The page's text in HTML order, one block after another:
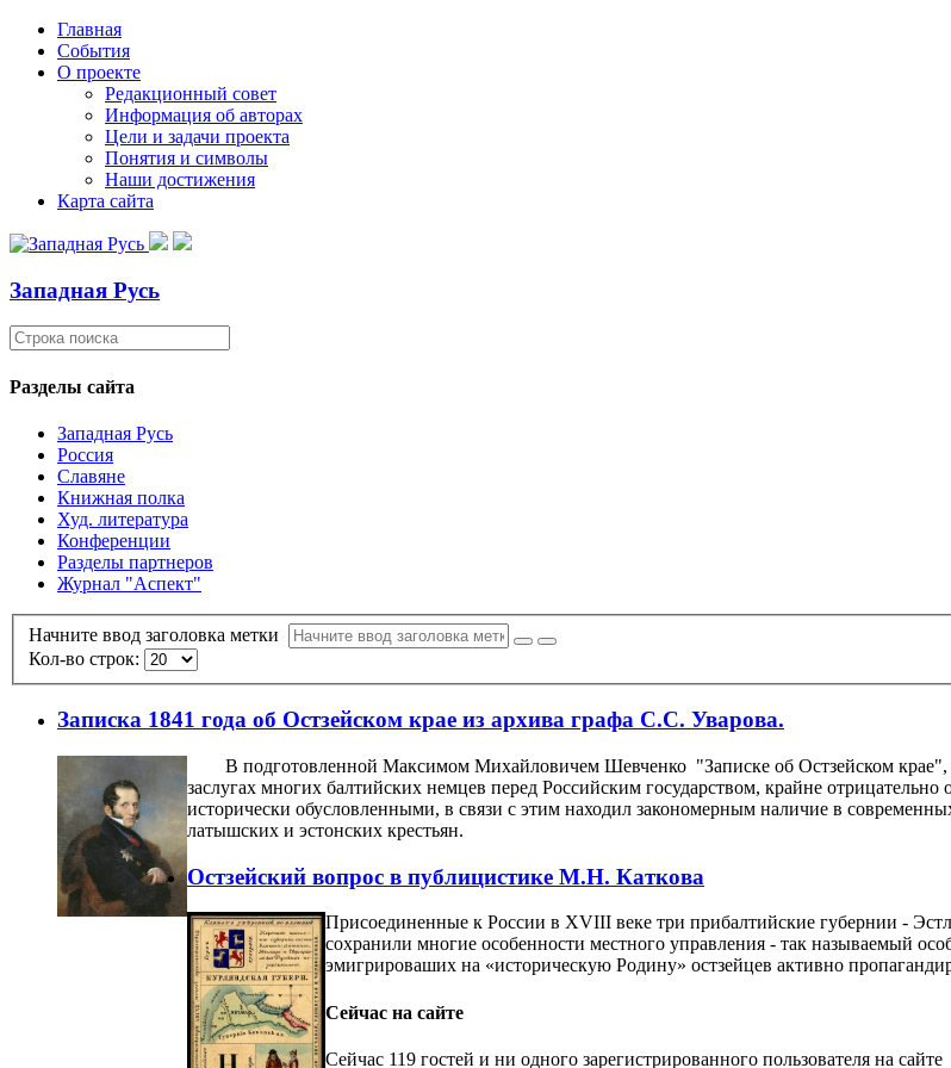
Главная
События
О проекте
Редакционный совет
Информация об авторах
Цели и задачи проекта
Понятия и символы
Наши достижения
Карта сайта
Западная Русь
Разделы сайта
Западная Русь
Россия
Славяне
Книжная полка
Худ. литература
Конференции
Разделы партнеров
Журнал "Аспект"
Начните ввод заголовка метки
Кол-во строк:
Записка 1841 года об Остзейском крае из архива графа С.С. Уварова.
В подготовленной Максимом Михайловичем Шевченко "Записке об Остзейском
заслугах многих балтийских немцев перед Российским государством, крайне
исторически обусловленными, в связи с этим находил закономерным наличие в
латышских и эстонских крестьян.
Остзейский вопрос в публицистике М.Н. Каткова
Присоединенные к России в XVIII веке три прибалтийские губернии -
сохранили многие особенности местного управления - так называемый
эмигрироваших на «историческую Родину» остзейцев активно
Сейчас на сайте
Сейчас 119 гостей и ни одного зарегистрированного пользователя на сайте